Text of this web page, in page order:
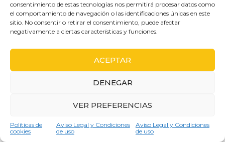
consentimiento de estas tecnologías nos permitirá procesar datos como
el comportamiento de navegación o las identificaciones únicas en este
sitio. No consentir o retirar el consentimiento, puede afectar
negativamente a ciertas características y funciones.
ACEPTAR
DENEGAR
VER PREFERENCIAS
Políticas de
cookies
Aviso Legal y Condiciones
de uso
Aviso Legal y Condiciones
de uso
NUESTROS PROYECTOS DE
REPARACIÓN Y
MANTENIMIENTO DE
ELECTRODOMÉSTICOS
SIEMENS EN BARCELONA
En Servicio técnico Siemens en Barcelona, hemos
mantenimiento para electrodomésticos de la marca,
como lavadoras, lavavajillas, frigoríficos, hornos y placas
de inducción. Nuestro equipo de técnicos